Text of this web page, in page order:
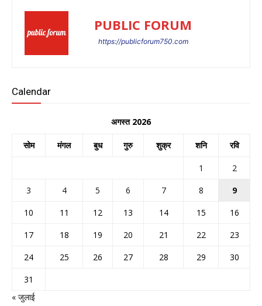
PUBLIC FORUM
https://publicforum750.com
Calendar
अगस्त 2026
सोम मंगल बुध गुरु शुक्र शनि रवि
1
2
3
4 5 6 7 8
9
10
11 12 13 14 15
16
17
18 19 20 21 22
23
24
25 26 27 28 29
30
31
« जुलाई